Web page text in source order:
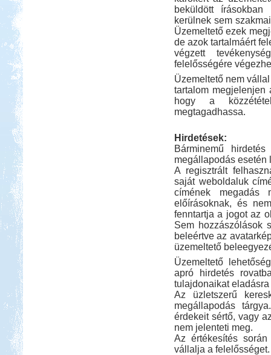
beküldött
kerülnek sem
Üzemeltető ezek
de azok tartalmáért
végzett
felelősségére
Üzemeltető nem
tartalom megjelenjen
hogy a
megtagadhassa.
Hirdetések:
Bárminemű
megállapodás esetén
A regisztrált
saját weboldaluk
címének megadás
előírásoknak, és
fenntartja a jogot az
Sem hozzászólások
beleértve az
üzemeltető
Üzemeltető
apró hirdetés
tulajdonaikat
Az üzletszerű
megállapodás
érdekeit sértő, vagy
nem jelenteti meg.
Az értékesítés
vállalja a felelősséget.